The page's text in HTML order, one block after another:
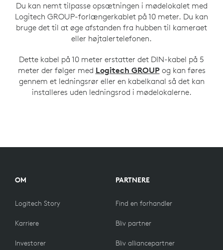
Du kan nemt tilpasse opsætningen i mødelokalet med
Logitech GROUP-forlængerkablet på 10 meter. Du kan
bruge det til at øge afstanden fra hubben til kameraet
eller højtalertelefonen.
Dette kabel på 10 meter erstatter det DIN-kabel på 5
meter der følger med Logitech GROUPog kan føres
gennem et ledningsrør eller en kabelkanal så det kan
installeres uden ledningsrod i mødelokalerne.
OM
Logitech Story
Karriere
Investorer
PARTNERE
Find en forhandler
Bliv partner
Bliv alliancepartner